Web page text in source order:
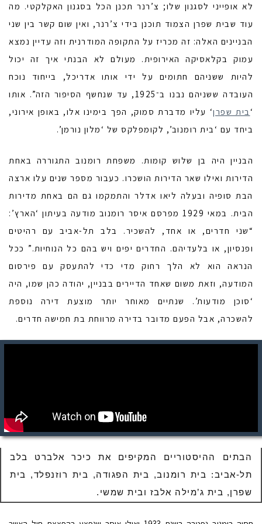
לא אופייני לסגנון שלו; צ’רנר תכנן הכל בסגנון האקלקטי. מה
עוד שבית שפרן הצמוד תוכנן בידי צ’רנר, ואין שום קשר בין שני
הבניינים האלה: זה מכריז על התקופה המודרנית וזה עדיין נמצא
עמוק בקלאסיקה האירופית. מעולם לא הבנתי איך זה יכול
להיות ששניהם חתומים על ידי אותו אדריכל, בייחוד נוכח
העובדה ששניהם נבנו ב־1925, עד שנחשף הסיפור הזה”. אותו
‘בית שפרן‘ עליו מדברת סמוק, הפך בימינו אלו, באופן אירוני,
ביחד עם ‘בית רומנוב’, לקומפלקס של ‘מלון נורמן’.
הבניין היה בן שלוש קומות. משפחת רומנוב התגוררה באחת
הדירות ואילו שאר הדירות הושכרו. כעבור מספר שנים עלו ארצה
הבת סופיה ובעלה ליאו אדלר והתמקמו גם הם באחת מדירות
הבית. במאי 1929 מפרסם איסר רומנוב מודעה בעיתון ‘הארץ’:
“שני חדרים, או אחד, להשכיר. בלב תל-אביב עם רהיטים
ופנסיון, או בלעדיהם. החדרים יפים ויש בהם כל הנוחיות.” ככל
הנראה הוא לא הלך רחוק מדי כדי להתעסק עם פירסום
המודעה, וזאת משום שאחד הדיירים בבניין, יהודה כהן שמו, היה
‘סוכן מודעות’. שנתיים מאוחר יותר מוצעת דירה נוספת
להשכרה, אבל הפעם מדובר בדירה מרווחת בת חמישה חדרים.
הבתים ההיסטוריים המקיפים את כיכר אלברט בלב
תל-אביב: בית רומנוב, בית הפגודה, בית רוזנפלד, בית
שפרן, בית ג’מילה אלבז ובית שמשי.